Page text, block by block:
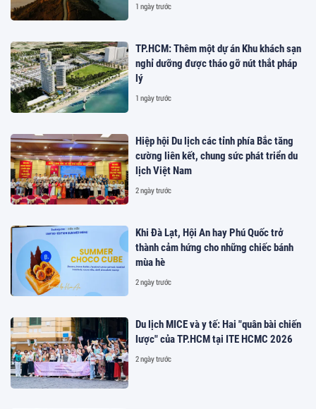
1 ngày trước
TP.HCM: Thêm một dự án Khu khách sạn
nghỉ dưỡng được tháo gỡ nút thắt pháp
lý
1 ngày trước
Hiệp hội Du lịch các tỉnh phía Bắc tăng
cường liên kết, chung sức phát triển du
lịch Việt Nam
2 ngày trước
Khi Đà Lạt, Hội An hay Phú Quốc trở
thành cảm hứng cho những chiếc bánh
mùa hè
2 ngày trước
Du lịch MICE và y tế: Hai "quân bài chiến
lược" của TP.HCM tại ITE HCMC 2026
2 ngày trước